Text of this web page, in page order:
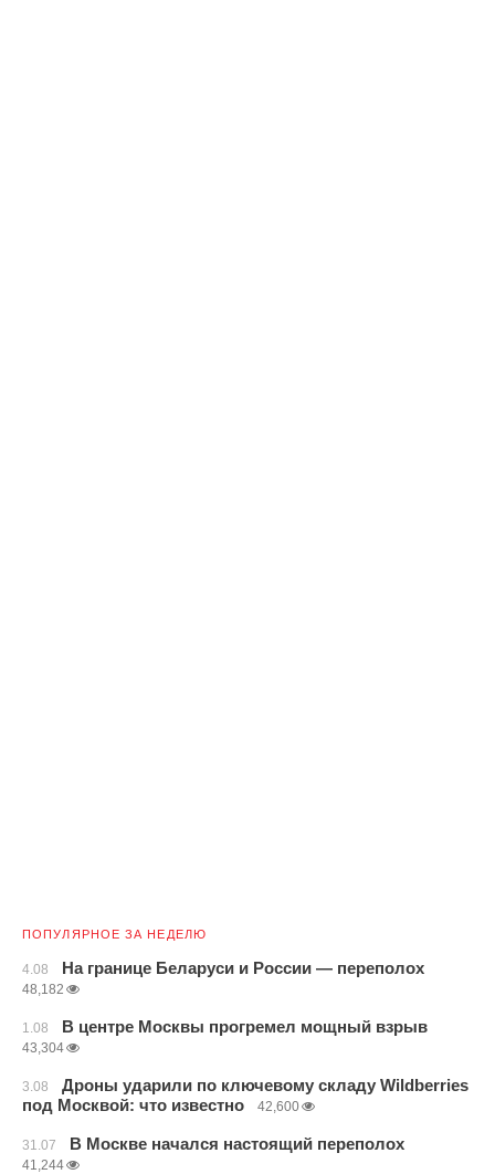
ПОПУЛЯРНОЕ ЗА НЕДЕЛЮ
4.08 На границе Беларуси и России — переполох
48,182
1.08 В центре Москвы прогремел мощный взрыв
43,304
3.08
Дроны ударили по ключевому складу Wildberries
под Москвой: что известно
42,600
31.07 В Москве начался настоящий переполох
41,244